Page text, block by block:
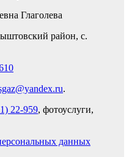
Глаголева
район, с.
.
22-959, фотоуслуги,
данных